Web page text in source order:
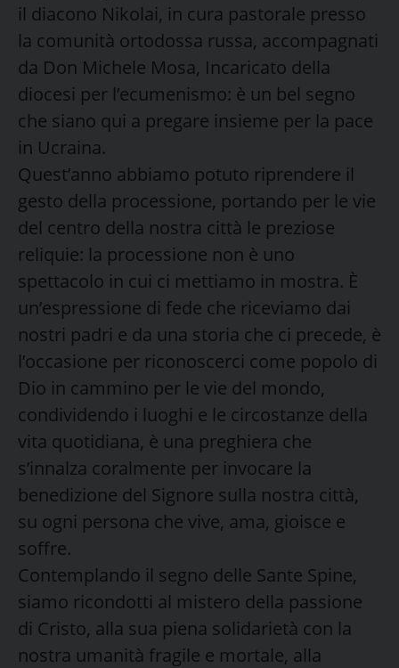
il diacono Nikolai, in cura pastorale presso
la comunità ortodossa russa, accompagnati
da Don Michele Mosa, Incaricato della
diocesi per l’ecumenismo: è un bel segno
che siano qui a pregare insieme per la pace
in Ucraina.
Quest’anno abbiamo potuto riprendere il
gesto della processione, portando per le vie
del centro della nostra città le preziose
reliquie: la processione non è uno
spettacolo in cui ci mettiamo in mostra. È
un’espressione di fede che riceviamo dai
nostri padri e da una storia che ci precede, è
l’occasione per riconoscerci come popolo di
Dio in cammino per le vie del mondo,
condividendo i luoghi e le circostanze della
vita quotidiana, è una preghiera che
s’innalza coralmente per invocare la
benedizione del Signore sulla nostra città,
su ogni persona che vive, ama, gioisce e
soffre.
Contemplando il segno delle Sante Spine,
siamo ricondotti al mistero della passione
di Cristo, alla sua piena solidarietà con la
nostra umanità fragile e mortale, alla